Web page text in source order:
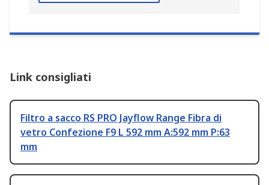
Link consigliati
Filtro a sacco RS PRO Jayflow Range Fibra di
vetro Confezione F9 L 592 mm A:592 mm P:63
mm